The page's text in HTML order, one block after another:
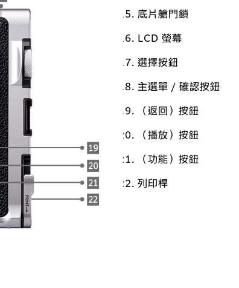
底片艙門鎖
LCD 螢幕
選擇按鈕
主選單 / 確認按鈕
（返回）按鈕
（播放）按鈕
（功能）按鈕
列印桿